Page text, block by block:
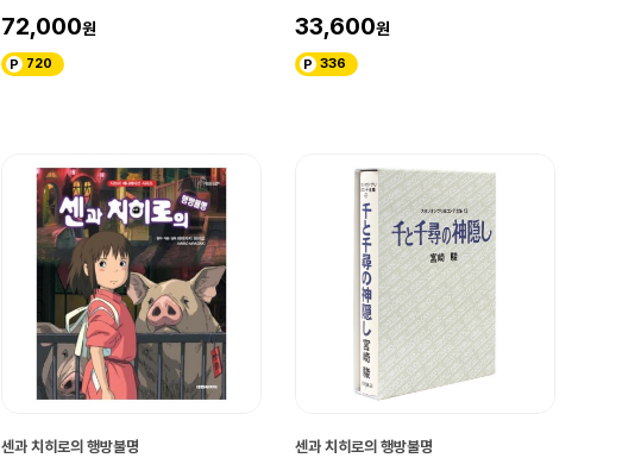
72,000
720
33,600
336
센과 치히로의 행방불명 센과 치히로의 행방불명